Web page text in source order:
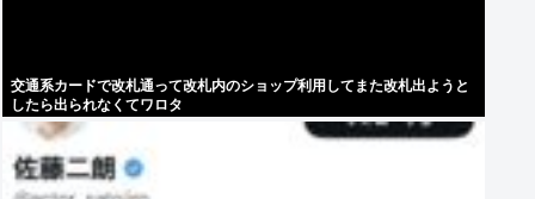
交通系カードで改札通って改札内のショップ利用してまた改札出ようと
したら出られなくてワロタ